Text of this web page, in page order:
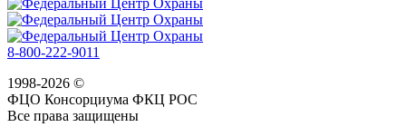
8-800-222-9011
1998-2026 ©
ФЦО Консорциума ФКЦ РОС
Все права защищены